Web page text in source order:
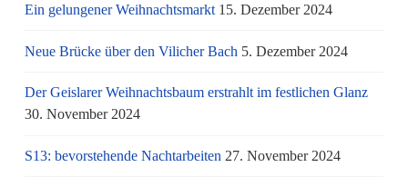
Ein gelungener Weihnachtsmarkt 15. Dezember 2024
Neue Brücke über den Vilicher Bach 5. Dezember 2024
Der Geislarer Weihnachtsbaum erstrahlt im festlichen Glanz
30. November 2024
S13: bevorstehende Nachtarbeiten 27. November 2024